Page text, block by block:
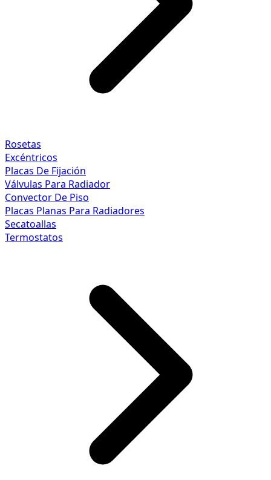
Rosetas
Excéntricos
Placas De Fijación
Válvulas Para Radiador
Convector De Piso
Placas Planas Para Radiadores
Secatoallas
Termostatos